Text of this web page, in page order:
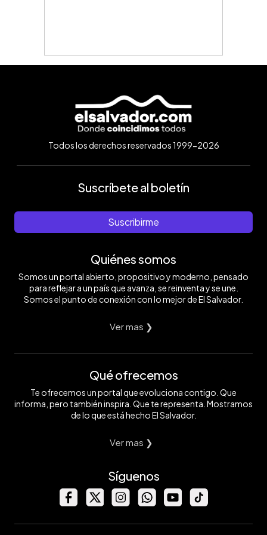
Todos los derechos reservados 1999-2026
Suscríbete al boletín
Suscribirme
Quiénes somos
Somos un portal abierto, propositivo y moderno, pensado
para reflejar a un país que avanza, se reinventa y se une.
Somos el punto de conexión con lo mejor de El Salvador.
Ver mas ❯
Qué ofrecemos
Te ofrecemos un portal que evoluciona contigo. Que
informa, pero también inspira. Que te representa. Mostramos
de lo que está hecho El Salvador.
Ver mas ❯
Síguenos